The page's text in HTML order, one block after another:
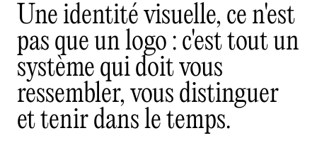
Une identité visuelle, ce n'est
pas que un logo : c'est tout un
système qui doit vous
ressembler, vous distinguer
et tenir dans le temps.